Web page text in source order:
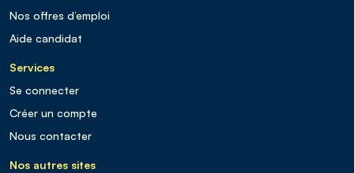
Nos offres d’emploi
Aide candidat
Services
Se connecter
Créer un compte
Nous contacter
Nos autres sites